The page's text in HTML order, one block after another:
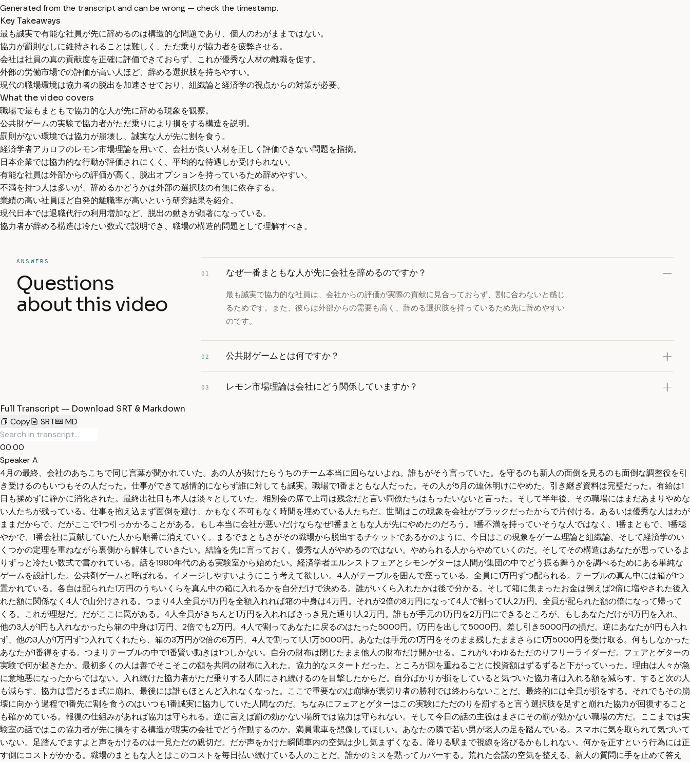
Generated from the transcript and can be wrong — check the timestamp.
Key Takeaways
最も誠実で有能な社員が先に辞めるのは構造的な問題であり、個人のわがままではない。
協力が罰則なしに維持されることは難しく、ただ乗りが協力者を疲弊させる。
会社は社員の真の貢献度を正確に評価できておらず、これが優秀な人材の離職を促す。
外部の労働市場での評価が高い人ほど、辞める選択肢を持ちやすい。
現代の職場環境は協力者の脱出を加速させており、組織論と経済学の視点からの対策が必要。
What the video covers
職場で最もまともで協力的な人が先に辞める現象を観察。
公共財ゲームの実験で協力者がただ乗りにより損をする構造を説明。
罰則がない環境では協力が崩壊し、誠実な人が先に割を食う。
経済学者アカロフのレモン市場理論を用いて、会社が良い人材を正しく評価できない問題を指摘。
日本企業では協力的な行動が評価されにくく、平均的な待遇しか受けられない。
有能な社員は外部からの評価が高く、脱出オプションを持っているため辞めやすい。
不満を持つ人は多いが、辞めるかどうかは外部の選択肢の有無に依存する。
業績の高い社員ほど自発的離職率が高いという研究結果を紹介。
現代日本では退職代行の利用増加など、脱出の動きが顕著になっている。
協力者が辞める構造は冷たい数式で説明でき、職場の構造的問題として理解すべき。
ANSWERS
Questions
about this video
01 なぜ一番まともな人が先に会社を辞めるのですか？
最も誠実で協力的な社員は、会社からの評価が実際の貢献に見合っておらず、割に合わないと感じ
るためです。また、彼らは外部からの需要も高く、辞める選択肢を持っているため先に辞めやすい
のです。
02 公共財ゲームとは何ですか？
03 レモン市場理論は会社にどう関係していますか？
Full Transcript — Download SRT & Markdown
Copy
SRT MD
00:00
Speaker A
4月の最終、会社のあちこちで同じ言葉が聞かれていた。あの人が抜けたらうちのチーム本当に回らないよね。誰もがそう言っていた。を守るのも新人の面倒を見るのも面倒な調整役を引
き受けるのもいつもその人だった。仕事ができて感情的にならず誰に対しても誠実。職場で1番まともな人だった。その人が5月の連休明けにやめた。引き継ぎ資料は完璧だった。有給は1
日も揉めずに静かに消化された。最終出社日も本人は淡々としていた。相別会の席で上司は残念だと言い同僚たちはもったいないと言った。そして半年後、その職場にはまだあまりやめな
い人たちが残っている。仕事を抱え込まず面倒を避け、かもなく不可もなく時間を埋めている人たちだ。世間はこの現象を会社がブラックだったからで片付ける。あるいは優秀な人はわが
ままだからで、だがここで1つ引っかかることがある。もし本当に会社が悪いだけならなぜ1番まともな人が先にやめたのだろう。1番不満を持っていそうな人ではなく、1番まともで、1番穏
やかで、1番会社に貢献していた人から順番に消えていく。まるでまともさがその職場から脱出するチケットであるかのように。今日はこの現象をゲーム理論と組織論、そして経済学のい
くつかの定理を重ねながら裏側から解体していきたい。結論を先に言っておく。優秀な人がやめるのではない。やめられる人からやめていくのだ。そしてその構造はあなたが思っているよ
りずっと冷たい数式で書かれている。話を1980年代のある実験室から始めたい。経済学者エルンストフェアとシモンゲターは人間が集団の中でどう振る舞うかを調べるためにある単純な
ゲームを設計した。公共剤ゲームと呼ばれる。イメージしやすいようにこう考えて欲しい。4人がテーブルを囲んで座っている。全員に1万円ずつ配られる。テーブルの真ん中には箱が1つ
置かれている。各自は配られた1万円のうちいくらを真ん中の箱に入れるかを自分だけで決める。誰がいくら入れたかは後で分かる。そして箱に集まったお金は例えば2倍に増やされた後入
れた額に関係なく4人で山分けされる。つまり4人全員が1万円を全額入れれば箱の中身は4万円。それが2倍の8万円になって4人で割って1人2万円。全員が配られた額の倍になって帰って
くる。これが理想だ。だがここに罠がある。4人全員がきちんと1万円を入れればさっき見た通り1人2万円。誰もが手元の1万円を2万円にできるところが、もしあなただけが1万円を入れ、
他の3人が1円も入れなかったら箱の中身は1万円、2倍でも2万円。4人で割ってあなたに戻るのはたった5000円。1万円を出して5000円。差し引き5000円の損だ。逆にあなたが1円も入れ
ず、他の3人が1万円ずつ入れてくれたら、箱の3万円が2倍の6万円、4人で割って1人1万5000円。あなたは手元の1万円をそのまま残したままさらに1万5000円を受け取る。何もしなかった
あなたが1番得をする。つまりテーブルの中で1番賢い動きは1つしかない。自分の財布は閉じたまま他人の財布だけ開かせる。これがいわゆるただのりフリーライダーだ。フェアとゲターの
実験で何が起きたか。最初多くの人は善でそこそこの額を共同の財布に入れた。協力的なスタートだった。ところが回を重ねるごとに投資額はずるずると下がっていった。理由は人々が急
に意地悪になったからではない。入れ続けた協力者がただ乗りする人間にされ続けるのを目撃したからだ。自分ばかりが損をしていると気づいた協力者は入れる額を減らす。すると次の人
も減らす。協力は雪だるま式に崩れ、最後には誰もほとんど入れなくなった。ここで重要なのは崩壊が裏切り者の勝利では終わらないことだ。最終的には全員が損をする。それでもその崩
壊に向かう過程で1番先に割を食うのはいつも1番誠実に協力していた人間なのだ。ちなみにフェアとゲターはこの実験にただのりを罰すると言う選択肢を足すと崩れた協力が回復すること
も確かめている。報復の仕組みがあれば協力は守られる。逆に言えば罰の効かない場所では協力は守られない。そして今日の話の主役はまさにその罰が効かない職場の方だ。ここまでは実
験室の話ではこの協力者が先に損をする構造が現実の会社でどう作動するのか。満員電車を想像してほしい。あなたの隣で若い男が老人の足を踏んでいる。スマホに気を取られて気づいて
いない。足踏んでますよと声をかけるのは一見ただの親切だ。だが声をかけた瞬間車内の空気は少し気まずくなる。降りる駅まで視線を浴びるかもしれない。何かを正すという行為には正
す側にコストがかかる。職場のまともな人とはこのコストを毎日払い続けている人のことだ。誰かのミスを黙ってカバーする。荒れた会議の空気を整える。新人の質問に手を止めて答え